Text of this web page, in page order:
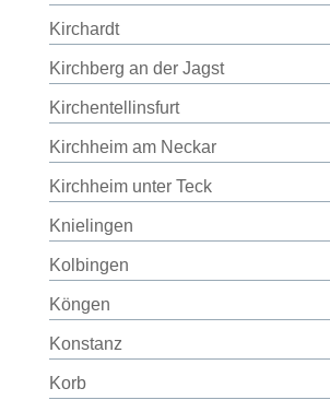
Kirchardt
Kirchberg an der Jagst
Kirchentellinsfurt
Kirchheim am Neckar
Kirchheim unter Teck
Knielingen
Kolbingen
Köngen
Konstanz
Korb